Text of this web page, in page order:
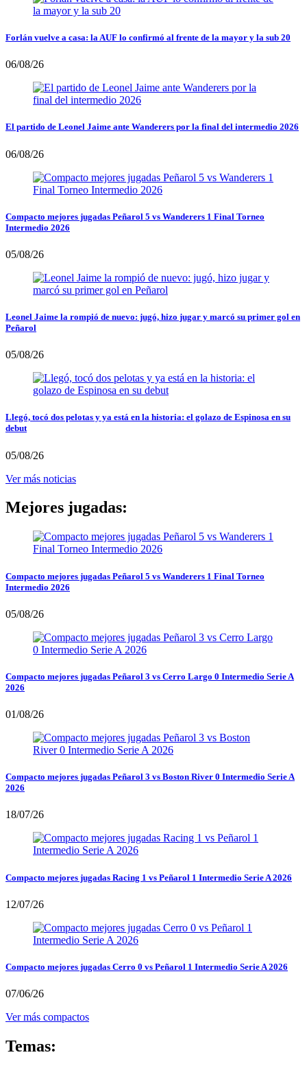
Forlán vuelve a casa: la AUF lo confirmó al frente de la mayor y la sub 20
06/08/26
El partido de Leonel Jaime ante Wanderers por la final del intermedio 2026
06/08/26
Compacto mejores jugadas Peñarol 5 vs Wanderers 1 Final Torneo
Intermedio 2026
05/08/26
Leonel Jaime la rompió de nuevo: jugó, hizo jugar y marcó su primer gol en
Peñarol
05/08/26
Llegó, tocó dos pelotas y ya está en la historia: el golazo de Espinosa en su
debut
05/08/26
Ver más noticias
Mejores jugadas:
Compacto mejores jugadas Peñarol 5 vs Wanderers 1 Final Torneo
Intermedio 2026
05/08/26
Compacto mejores jugadas Peñarol 3 vs Cerro Largo 0 Intermedio Serie A
2026
01/08/26
Compacto mejores jugadas Peñarol 3 vs Boston River 0 Intermedio Serie A
2026
18/07/26
Compacto mejores jugadas Racing 1 vs Peñarol 1 Intermedio Serie A 2026
12/07/26
Compacto mejores jugadas Cerro 0 vs Peñarol 1 Intermedio Serie A 2026
07/06/26
Ver más compactos
Temas: